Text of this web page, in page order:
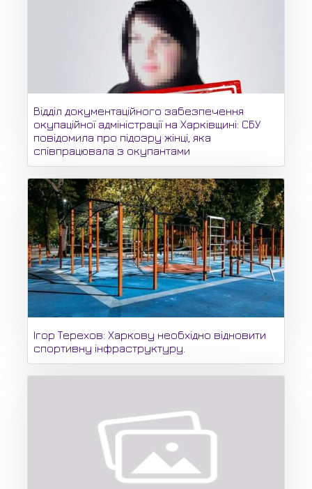
Відділ документаційного забезпечення
окупаційної адміністрації на Харківщині: СБУ
повідомила про підозру жінці, яка
співпрацювала з окупантами
Ігор Терехов: Харкову необхідно відновити
спортивну інфраструктуру.